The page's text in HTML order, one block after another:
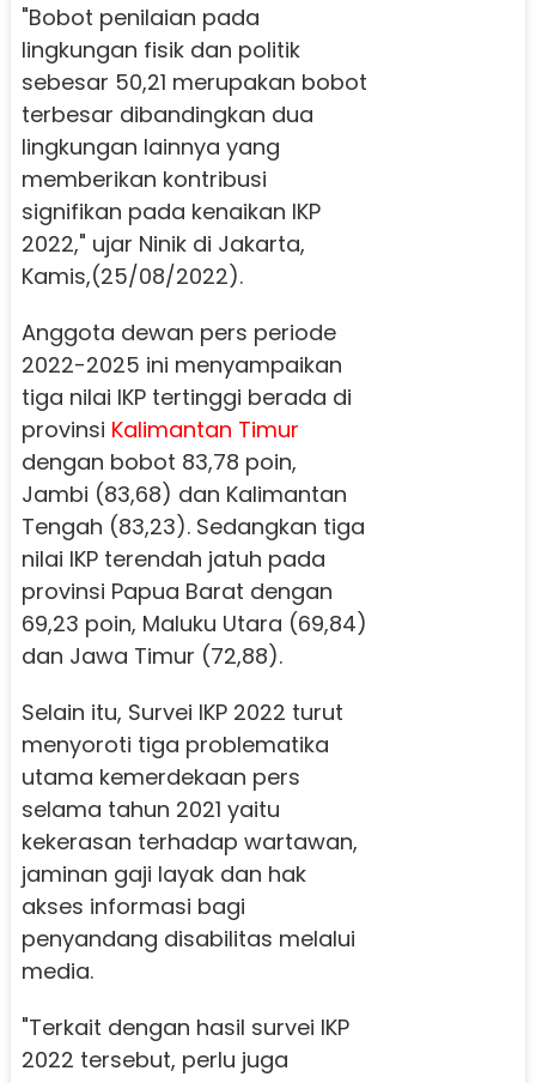
"Bobot penilaian pada
lingkungan fisik dan politik
sebesar 50,21 merupakan bobot
terbesar dibandingkan dua
lingkungan lainnya yang
memberikan kontribusi
signifikan pada kenaikan IKP
2022," ujar Ninik di Jakarta,
Kamis,(25/08/2022).
Anggota dewan pers periode
2022-2025 ini menyampaikan
tiga nilai IKP tertinggi berada di
provinsi Kalimantan Timur
dengan bobot 83,78 poin,
Jambi (83,68) dan Kalimantan
Tengah (83,23). Sedangkan tiga
nilai IKP terendah jatuh pada
provinsi Papua Barat dengan
69,23 poin, Maluku Utara (69,84)
dan Jawa Timur (72,88).
Selain itu, Survei IKP 2022 turut
menyoroti tiga problematika
utama kemerdekaan pers
selama tahun 2021 yaitu
kekerasan terhadap wartawan,
jaminan gaji layak dan hak
akses informasi bagi
penyandang disabilitas melalui
media.
"Terkait dengan hasil survei IKP
2022 tersebut, perlu juga